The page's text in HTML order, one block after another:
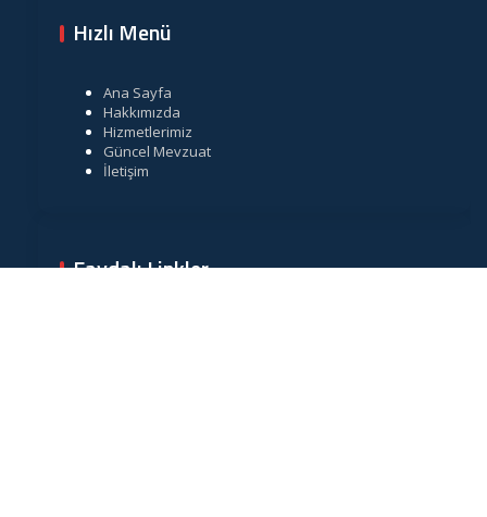
Hızlı Menü
Ana Sayfa
Hakkımızda
Hizmetlerimiz
Güncel Mevzuat
İletişim
Faydalı Linkler